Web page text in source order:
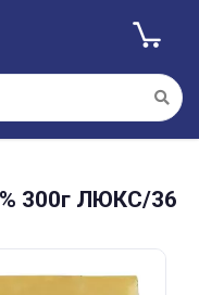
300г ЛЮКС/36